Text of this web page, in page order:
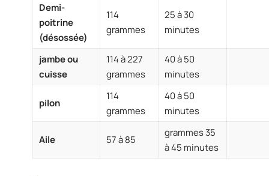
Demi-
poitrine
(désossée)
114
grammes
25 à 30
minutes
jambe ou
cuisse
114 à 227
grammes
40 à 50
minutes
pilon
114
grammes
40 à 50
minutes
Aile 57 à 85
grammes 35
à 45 minutes